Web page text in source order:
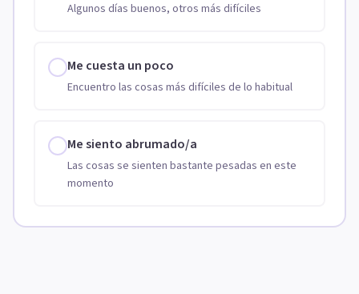
Algunos días buenos, otros más difíciles
Me cuesta un poco
Encuentro las cosas más difíciles de lo habitual
Me siento abrumado/a
Las cosas se sienten bastante pesadas en este
momento